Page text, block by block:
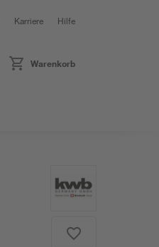
Karriere Hilfe
Warenkorb